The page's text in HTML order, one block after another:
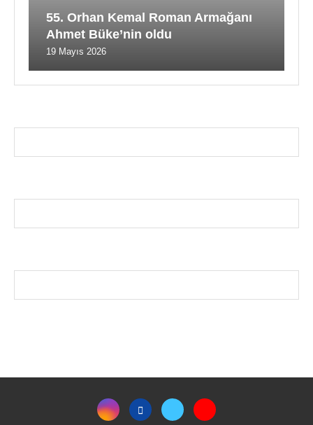
55. Orhan Kemal Roman Armağanı
Ahmet Büke’nin oldu
19 Mayıs 2026